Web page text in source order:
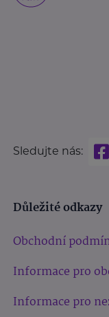
Sledujte nás:
Důležité odkazy
Obchodní
Informace pro
Informace pro